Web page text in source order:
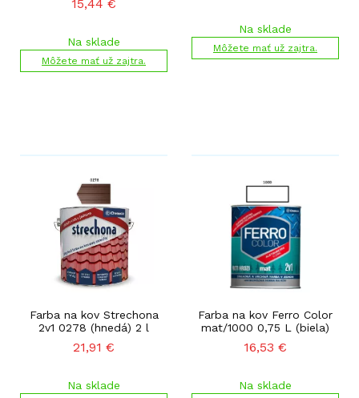
15,44 €
Na sklade
Môžete mať už zajtra.
Na sklade
Môžete mať už zajtra.
Farba na kov Strechona
2v1 0278 (hnedá) 2 l
21,91 €
Na sklade
Farba na kov Ferro Color
mat/1000 0,75 L (biela)
16,53 €
Na sklade